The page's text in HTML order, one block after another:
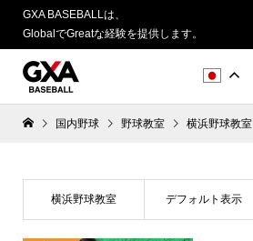
GXA BASEBALLは、
GlobalでGreatな経験を提供します。
国内野球 野球教室 横浜野球教室
横浜野球教室 デフォルト表示